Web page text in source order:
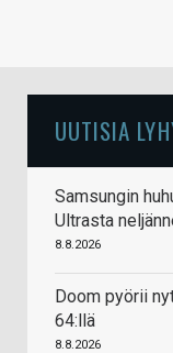
UUTISIA
Samsungin
Ultrasta
8.8.2026
Doom pyörii
64:llä
8.8.2026